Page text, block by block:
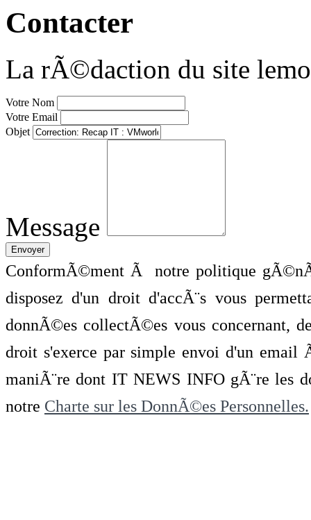
Contacter
La rÃ©daction du site
Votre Nom
Votre Email
Objet
Message
ConformÃ©ment Ã notre politique
disposez d'un droit d'accÃ¨s vous
donnÃ©es collectÃ©es vous concernant,
droit s'exerce par simple envoi d'un
maniÃ¨re dont IT NEWS INFO gÃ¨re les
notre Charte sur les DonnÃ©es Personnelles.